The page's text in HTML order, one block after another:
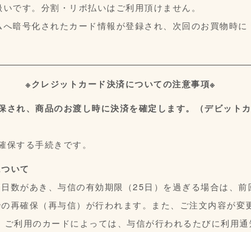
です。分割・リボ払いはご利用頂けません。
暗号化されたカード情報が登録され、次回のお買物時
※クレジットカード決済についての注意事項※
れ、商品のお渡し時に決済を確定します。（デビット
する手続きです。
いて
数があき、与信の有効期限（25日）を過ぎる場合は、前
再確保（再与信）が行われます。また、ご注文内容が変
利用のカードによっては、与信が行われるたびに利用通